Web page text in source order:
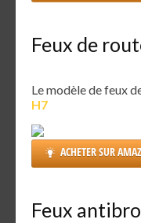
Feux de
Le modèle de feux
H7
ACHETER SUR
Feux